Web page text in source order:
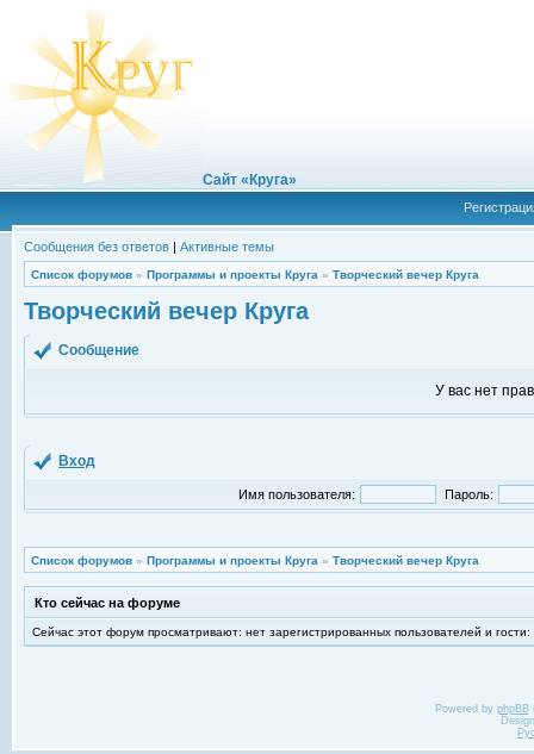
Сайт «Круга»
Сообщения без ответов | Активные темы
Список форумов » Программы и проекты Круга » Творческий вечер Круга
Творческий вечер Круга
Сообщение
У вас нет
Вход
Имя пользователя: Пароль:
Список форумов » Программы и проекты Круга » Творческий вечер Круга
Кто сейчас на форуме
Сейчас этот форум просматривают: нет зарегистрированных пользователей и гости:
Powered by phpBB